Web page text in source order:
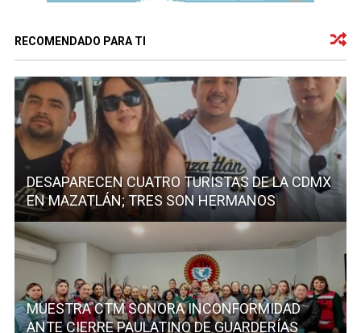
RECOMENDADO PARA TI
DESAPARECEN CUATRO TURISTAS DE LA CDMX
EN MAZATLÁN; TRES SON HERMANOS
MUESTRA CTM SONORA INCONFORMIDAD
ANTE CIERRE PAULATINO DE GUARDERÍAS